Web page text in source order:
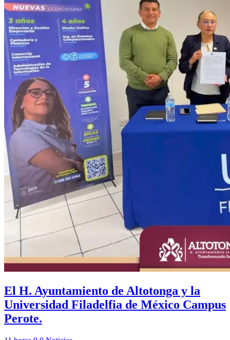
El H. Ayuntamiento de Altotonga y la
Universidad Filadelfia de México Campus
Perote.